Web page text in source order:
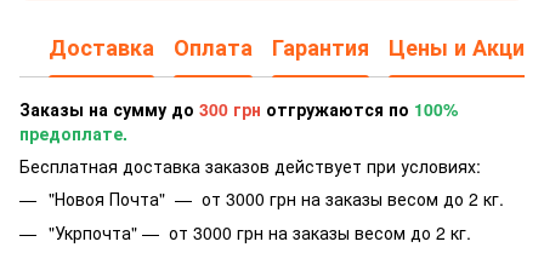
Доставка Оплата Гарантия Цены и Акции
Заказы на сумму до 300 грн отгружаются по 100%
предоплате.
Бесплатная доставка заказов действует при условиях:
"Новоя Почта" — от 3000 грн на заказы весом до 2 кг.
"Укрпочта" — от 3000 грн на заказы весом до 2 кг.